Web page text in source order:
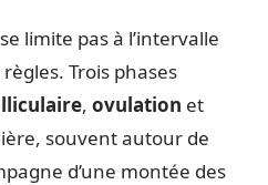
limite pas à l’intervalle
Trois phases
, ovulation et
souvent autour de
d’une montée des